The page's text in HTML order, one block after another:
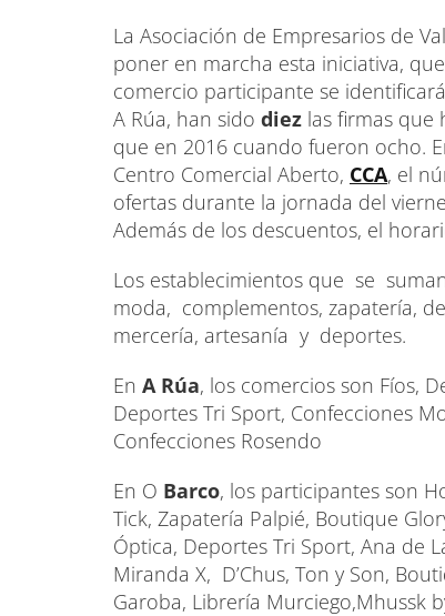
La Asociación de Empresarios de
poner en marcha esta iniciativa,
comercio participante se
A Rúa, han sido diez las firmas que
que en 2016 cuando fueron ocho.
Centro Comercial Aberto, CCA, el
ofertas durante la jornada del
Además de los descuentos, el
Los establecimientos que se
moda, complementos, zapatería,
mercería, artesanía y deportes.
En A Rúa, los comercios son Fíos,
Deportes Tri Sport, Confecciones
Confecciones Rosendo
En O Barco, los participantes son
Tick, Zapatería Palpié, Boutique
Óptica, Deportes Tri Sport, Ana de
Miranda X, D’Chus, Ton y Son,
Garoba, Librería Murciego,Mhussk